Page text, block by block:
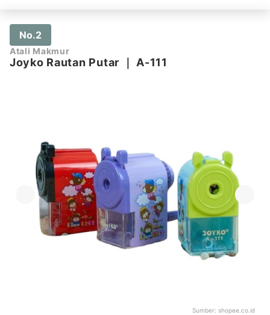
No.2
Atali Makmur
Joyko Rautan Putar A-111
Sumber: shopee.co.id